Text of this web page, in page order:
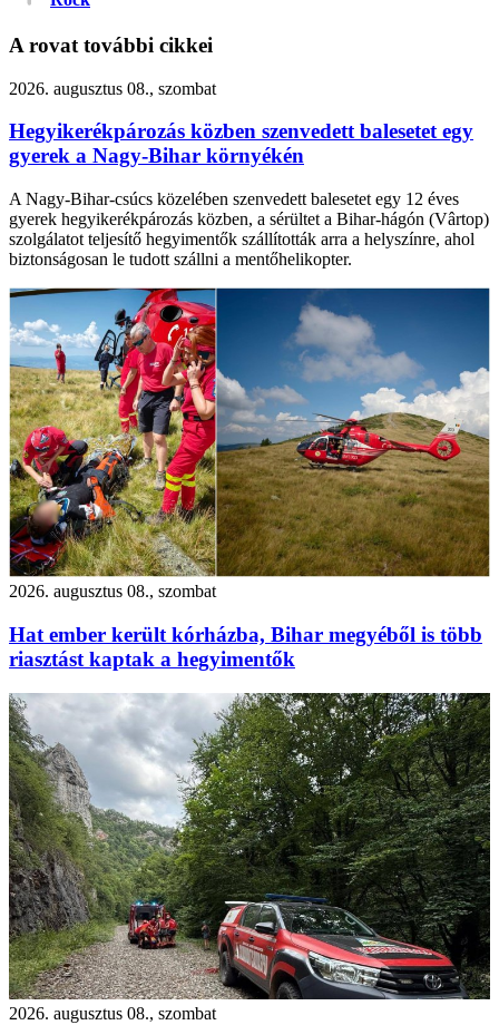
A rovat további cikkei
2026. augusztus 08., szombat
Hegyikerékpározás közben szenvedett balesetet egy
gyerek a Nagy-Bihar környékén
A Nagy-Bihar-csúcs közelében szenvedett balesetet egy 12 éves
gyerek hegyikerékpározás közben, a sérültet a Bihar-hágón (Vârtop)
szolgálatot teljesítő hegyimentők szállították arra a helyszínre, ahol
biztonságosan le tudott szállni a mentőhelikopter.
2026. augusztus 08., szombat
Hat ember került kórházba, Bihar megyéből is több
riasztást kaptak a hegyimentők
2026. augusztus 08., szombat